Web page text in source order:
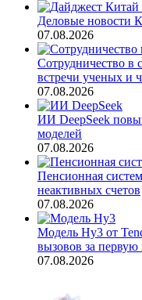
Деловые новости
07.08.2026
Сотрудничество в
встречи ученых и
07.08.2026
ИИ DeepSeek
моделей
07.08.2026
Пенсионная
неактивных счетов
07.08.2026
Модель Hy3 от
вызовов за
07.08.2026